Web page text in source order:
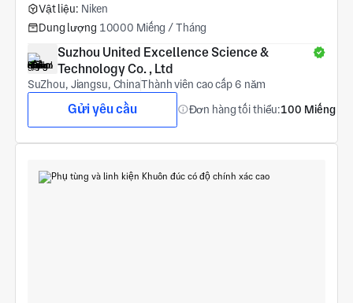
Vật liệu: Niken
Dung lượng 10000 Miếng / Tháng
Suzhou United Excellence Science &
Technology Co. , Ltd
SuZhou, Jiangsu, ChinaThành viên cao cấp 6 năm
Gửi yêu cầu Đơn hàng tối thiểu:100 Miếng